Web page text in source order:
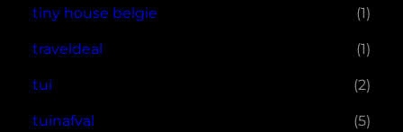
tiny house belgie (1)
traveldeal (1)
tui (2)
tuinafval (5)